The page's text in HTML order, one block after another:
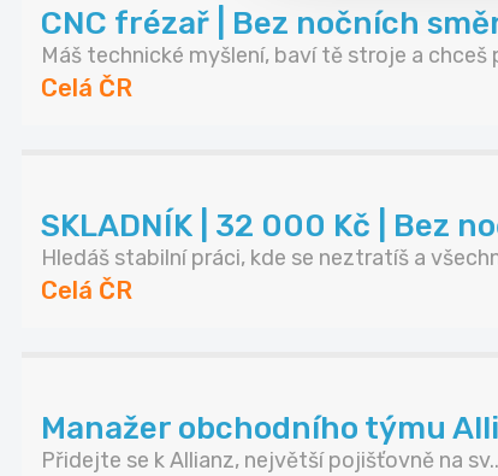
CNC frézař | Bez nočních
Máš technické myšlení, baví tě stroje a chceš
Celá ČR
SKLADNÍK | 32 000 Kč | Bez
Hledáš stabilní práci, kde se neztratíš a
Celá ČR
Manažer obchodního týmu
Přidejte se k Allianz, největší pojišťovně na